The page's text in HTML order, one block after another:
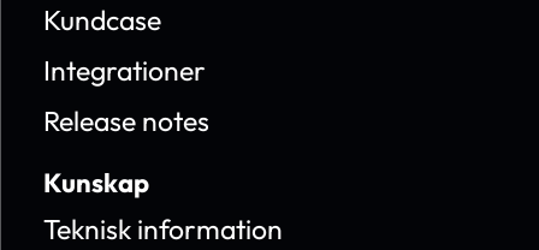
Kundcase
Integrationer
Release notes
Kunskap
Teknisk information